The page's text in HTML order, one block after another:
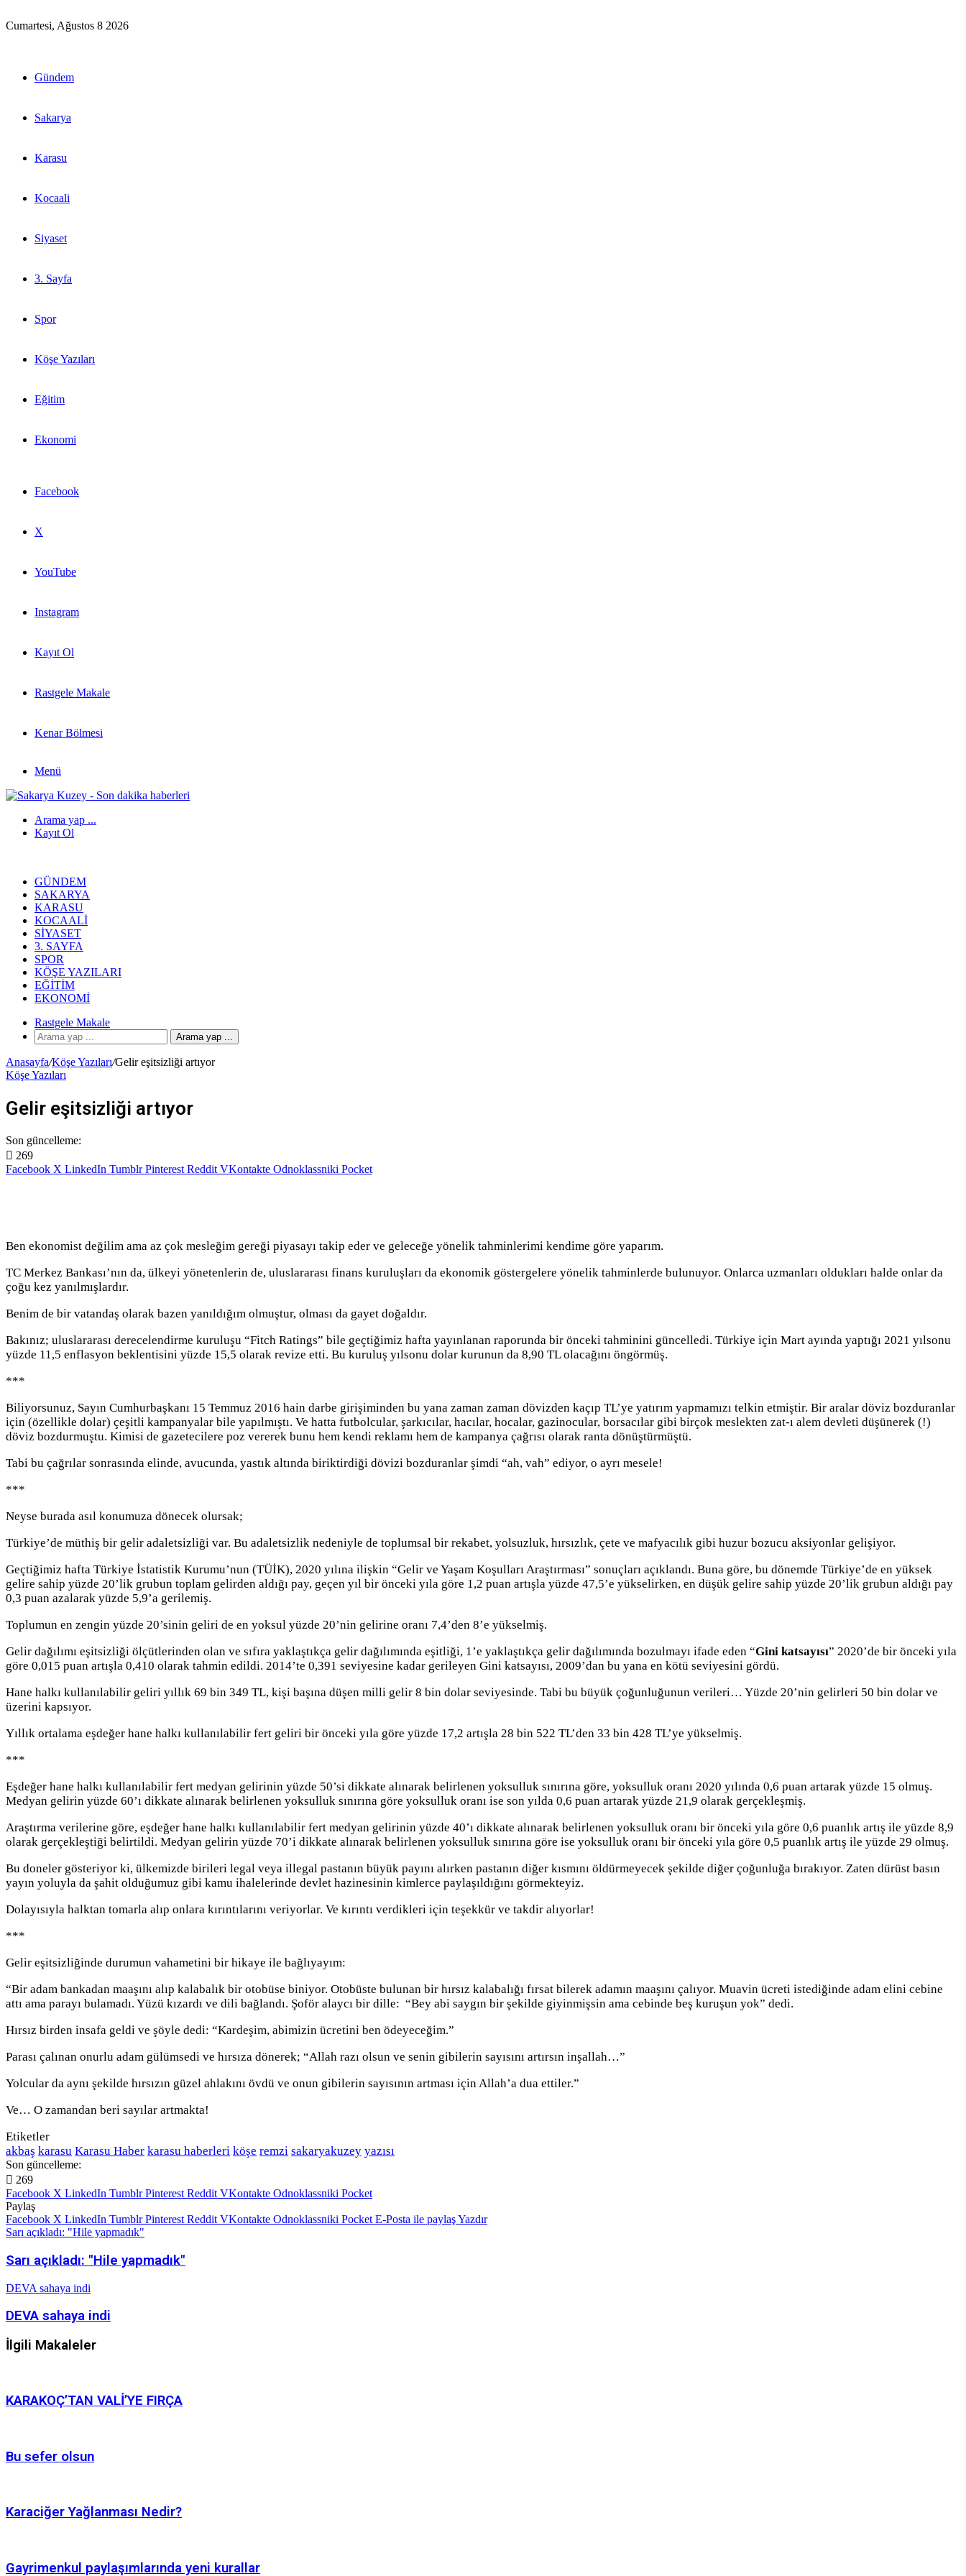
Cumartesi, Ağustos 8 2026
Gündem
Sakarya
Karasu
Kocaali
Siyaset
3. Sayfa
Spor
Köşe Yazıları
Eğitim
Ekonomi
Facebook
X
YouTube
Instagram
Kayıt Ol
Rastgele Makale
Kenar Bölmesi
Menü
Arama yap ...
Kayıt Ol
GÜNDEM
SAKARYA
KARASU
KOCAALI
SIYASET
3. SAYFA
SPOR
KÖŞE YAZILARI
EĞITIM
EKONOMI
Rastgele Makale
Arama yap ...
Anasayfa/Köşe Yazıları/Gelir eşitsizliği artıyor
Köşe Yazıları
Gelir eşitsizliği artıyor
Son güncelleme:
269
Facebook X LinkedIn Tumblr Pinterest Reddit VKontakte Odnoklassniki Pocket
Ben ekonomist değilim ama az çok mesleğim gereği piyasayı takip eder ve geleceğe yönelik tahminlerimi kendime göre yaparım.
TC Merkez Bankası’nın da, ülkeyi yönetenlerin de, uluslararası finans kuruluşları da ekonomik göstergelere yönelik tahminlerde bulunuyor. Onlarca uzmanları oldukları halde onlar da
çoğu kez yanılmışlardır.
Benim de bir vatandaş olarak bazen yanıldığım olmuştur, olması da gayet doğaldır.
Bakınız; uluslararası derecelendirme kuruluşu “Fitch Ratings” bile geçtiğimiz hafta yayınlanan raporunda bir önceki tahminini güncelledi. Türkiye için Mart ayında yaptığı 2021 yılsonu
yüzde 11,5 enflasyon beklentisini yüzde 15,5 olarak revize etti. Bu kuruluş yılsonu dolar kurunun da 8,90 TL olacağını öngörmüş.
***
Biliyorsunuz, Sayın Cumhurbaşkanı 15 Temmuz 2016 hain darbe girişiminden bu yana zaman zaman dövizden kaçıp TL’ye yatırım yapmamızı telkin etmiştir. Bir aralar döviz bozduranlar
için (özellikle dolar) çeşitli kampanyalar bile yapılmıştı. Ve hatta futbolcular, şarkıcılar, hacılar, hocalar, gazinocular, borsacılar gibi birçok meslekten zat-ı alem devleti düşünerek (!)
döviz bozdurmuştu. Kimisi de gazetecilere poz vererek bunu hem kendi reklamı hem de kampanya çağrısı olarak ranta dönüştürmüştü.
Tabi bu çağrılar sonrasında elinde, avucunda, yastık altında biriktirdiği dövizi bozduranlar şimdi “ah, vah” ediyor, o ayrı mesele!
***
Neyse burada asıl konumuza dönecek olursak;
Türkiye’de müthiş bir gelir adaletsizliği var. Bu adaletsizlik nedeniyle de toplumsal bir rekabet, yolsuzluk, hırsızlık, çete ve mafyacılık gibi huzur bozucu aksiyonlar gelişiyor.
Geçtiğimiz hafta Türkiye İstatistik Kurumu’nun (TÜİK), 2020 yılına ilişkin “Gelir ve Yaşam Koşulları Araştırması” sonuçları açıklandı. Buna göre, bu dönemde Türkiye’de en yüksek
gelire sahip yüzde 20’lik grubun toplam gelirden aldığı pay, geçen yıl bir önceki yıla göre 1,2 puan artışla yüzde 47,5’e yükselirken, en düşük gelire sahip yüzde 20’lik grubun aldığı pay
0,3 puan azalarak yüzde 5,9’a gerilemiş.
Toplumun en zengin yüzde 20’sinin geliri de en yoksul yüzde 20’nin gelirine oranı 7,4’den 8’e yükselmiş.
Gelir dağılımı eşitsizliği ölçütlerinden olan ve sıfıra yaklaştıkça gelir dağılımında eşitliği, 1’e yaklaştıkça gelir dağılımında bozulmayı ifade eden “Gini katsayısı” 2020’de bir önceki yıla
göre 0,015 puan artışla 0,410 olarak tahmin edildi. 2014’te 0,391 seviyesine kadar gerileyen Gini katsayısı, 2009’dan bu yana en kötü seviyesini gördü.
Hane halkı kullanılabilir geliri yıllık 69 bin 349 TL, kişi başına düşen milli gelir 8 bin dolar seviyesinde. Tabi bu büyük çoğunluğunun verileri… Yüzde 20’nin gelirleri 50 bin dolar ve
üzerini kapsıyor.
Yıllık ortalama eşdeğer hane halkı kullanılabilir fert geliri bir önceki yıla göre yüzde 17,2 artışla 28 bin 522 TL’den 33 bin 428 TL’ye yükselmiş.
***
Eşdeğer hane halkı kullanılabilir fert medyan gelirinin yüzde 50’si dikkate alınarak belirlenen yoksulluk sınırına göre, yoksulluk oranı 2020 yılında 0,6 puan artarak yüzde 15 olmuş.
Medyan gelirin yüzde 60’ı dikkate alınarak belirlenen yoksulluk sınırına göre yoksulluk oranı ise son yılda 0,6 puan artarak yüzde 21,9 olarak gerçekleşmiş.
Araştırma verilerine göre, eşdeğer hane halkı kullanılabilir fert medyan gelirinin yüzde 40’ı dikkate alınarak belirlenen yoksulluk oranı bir önceki yıla göre 0,6 puanlık artış ile yüzde 8,9
olarak gerçekleştiği belirtildi. Medyan gelirin yüzde 70’i dikkate alınarak belirlenen yoksulluk sınırına göre ise yoksulluk oranı bir önceki yıla göre 0,5 puanlık artış ile yüzde 29 olmuş.
Bu doneler gösteriyor ki, ülkemizde birileri legal veya illegal pastanın büyük payını alırken pastanın diğer kısmını öldürmeyecek şekilde diğer çoğunluğa bırakıyor. Zaten dürüst basın
yayın yoluyla da şahit olduğumuz gibi kamu ihalelerinde devlet hazinesinin kimlerce paylaşıldığını görmekteyiz.
Dolayısıyla halktan tomarla alıp onlara kırıntılarını veriyorlar. Ve kırıntı verdikleri için teşekkür ve takdir alıyorlar!
***
Gelir eşitsizliğinde durumun vahametini bir hikaye ile bağlıyayım:
“Bir adam bankadan maaşını alıp kalabalık bir otobüse biniyor. Otobüste bulunan bir hırsız kalabalığı fırsat bilerek adamın maaşını çalıyor. Muavin ücreti istediğinde adam elini cebine
attı ama parayı bulamadı. Yüzü kızardı ve dili bağlandı. Şoför alaycı bir dille: “Bey abi saygın bir şekilde giyinmişsin ama cebinde beş kuruşun yok” dedi.
Hırsız birden insafa geldi ve şöyle dedi: “Kardeşim, abimizin ücretini ben ödeyeceğim.”
Parası çalınan onurlu adam gülümsedi ve hırsıza dönerek; “Allah razı olsun ve senin gibilerin sayısını artırsın inşallah…”
Yolcular da aynı şekilde hırsızın güzel ahlakını övdü ve onun gibilerin sayısının artması için Allah’a dua ettiler.”
Ve… O zamandan beri sayılar artmakta!
Etiketler
akbaş karasu Karasu Haber karasu haberleri köşe remzi sakaryakuzey yazısı
Son güncelleme:
269
Facebook X LinkedIn Tumblr Pinterest Reddit VKontakte Odnoklassniki Pocket
Paylaş
Facebook X LinkedIn Tumblr Pinterest Reddit VKontakte Odnoklassniki Pocket E-Posta ile paylaşYazdır
Sarı açıkladı: "Hile yapmadık"
Sarı açıkladı: "Hile yapmadık"
DEVA sahaya indi
DEVA sahaya indi
İlgili Makaleler
KARAKOÇ’TAN VALİ’YE FIRÇA
Bu sefer olsun
Karaciğer Yağlanması Nedir?
Gayrimenkul paylaşımlarında yeni kurallar